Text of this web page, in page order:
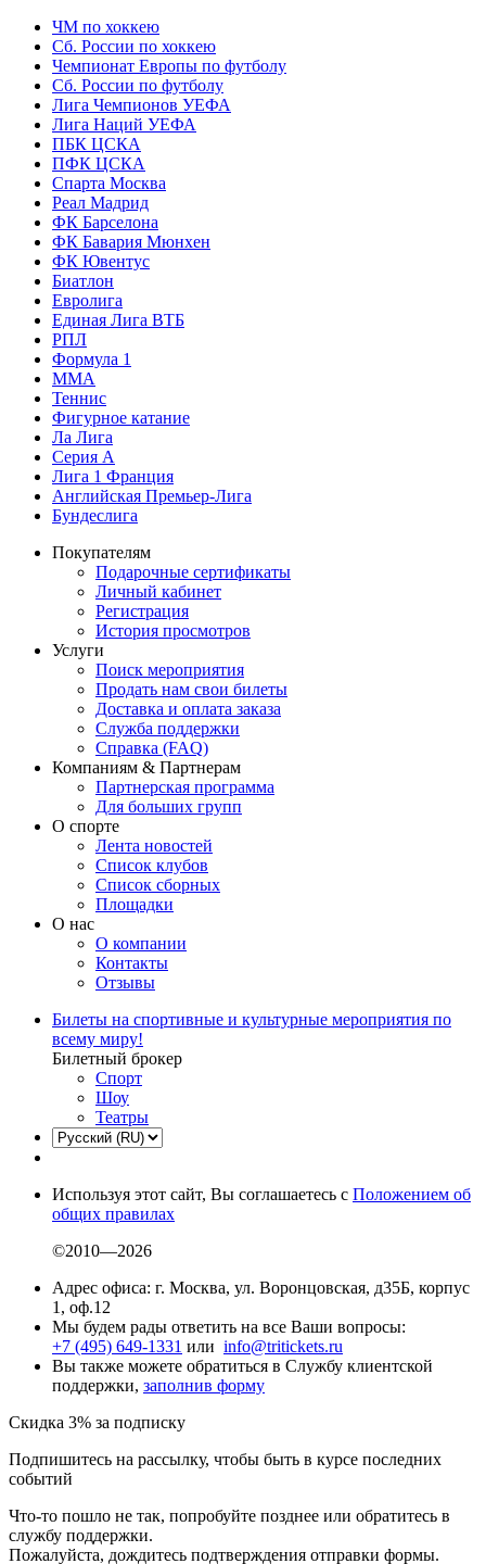
ЧМ по хоккею
Сб. России по хоккею
Чемпионат Европы по футболу
Сб. России по футболу
Лига Чемпионов УЕФА
Лига Наций УЕФА
ПБК ЦСКА
ПФК ЦСКА
Спарта Москва
Реал Мадрид
ФК Барселона
ФК Бавария Мюнхен
ФК Ювентус
Биатлон
Евролига
Единая Лига ВТБ
РПЛ
Формула 1
MMA
Теннис
Фигурное катание
Ла Лига
Серия А
Лига 1 Франция
Английская Премьер-Лига
Бундеслига
Покупателям
Подарочные сертификаты
Личный кабинет
Регистрация
История просмотров
Услуги
Поиск мероприятия
Продать нам свои билеты
Доставка и оплата заказа
Служба поддержки
Справка (FAQ)
Компаниям & Партнерам
Партнерская программа
Для больших групп
О спорте
Лента новостей
Список клубов
Список сборных
Площадки
О нас
О компании
Контакты
Отзывы
Билеты на спортивные и культурные мероприятия по
всему миру!
Билетный брокер
Спорт
Шоу
Театры
Используя этот сайт, Вы соглашаетесь с Положением об
общих правилах
©2010—2026
Адрес офиса: г. Москва, ул. Воронцовская, д35Б, корпус
1, оф.12
Мы будем рады ответить на все Ваши вопросы:
+7 (495) 649-1331 или info@tritickets.ru
Вы также можете обратиться в Службу клиентской
поддержки, заполнив форму
Скидка 3% за подписку
Подпишитесь на рассылку, чтобы быть в курсе последних
событий
Что-то пошло не так, попробуйте позднее или обратитесь в
службу поддержки.
Пожалуйста, дождитесь подтверждения отправки формы.